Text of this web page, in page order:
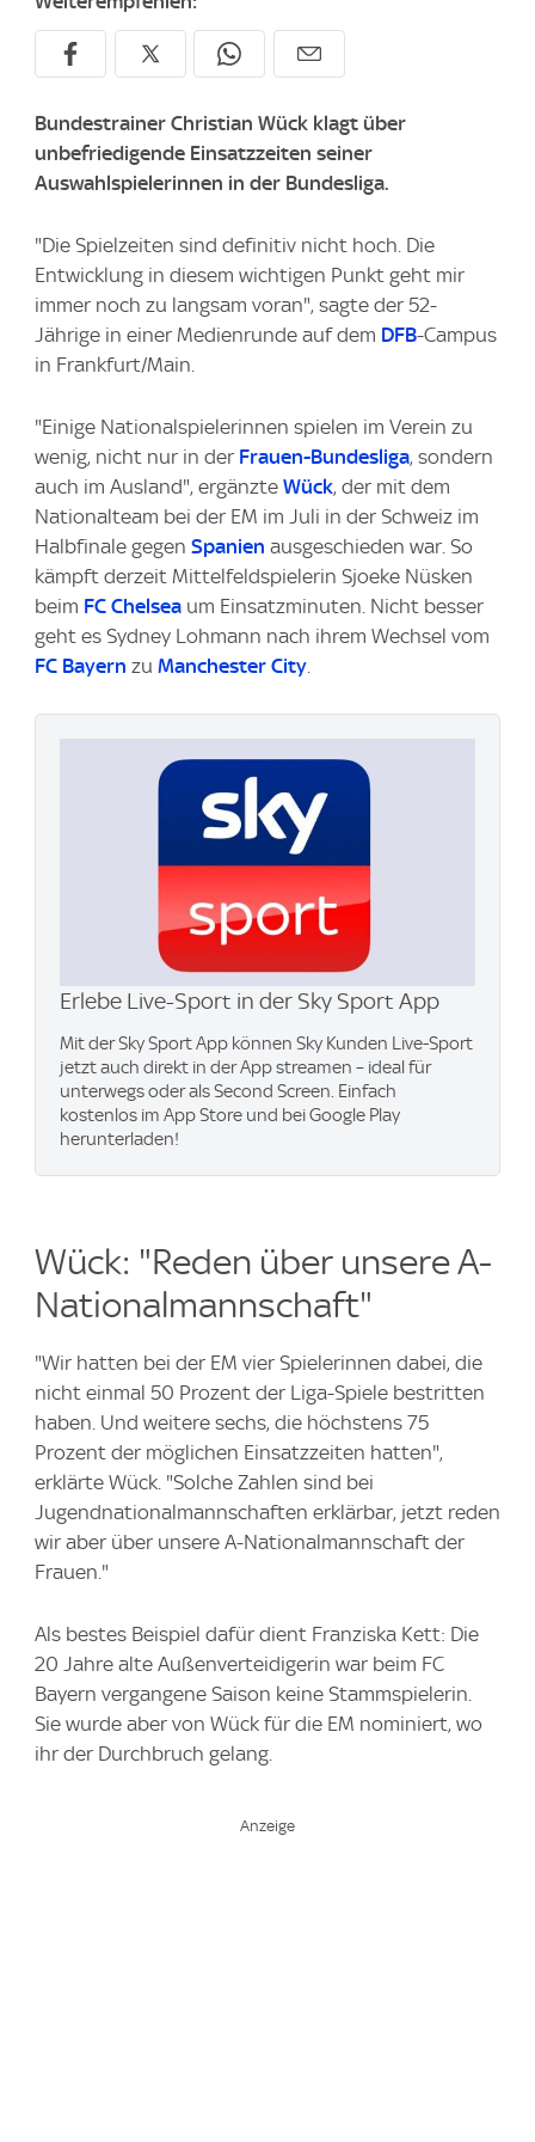
Bundestrainer Christian Wück klagt über
unbefriedigende Einsatzzeiten seiner
Auswahlspielerinnen in der Bundesliga.
"Die Spielzeiten sind definitiv nicht hoch. Die
Entwicklung in diesem wichtigen Punkt geht mir
immer noch zu langsam voran", sagte der 52-
Jährige in einer Medienrunde auf dem DFB-Campus
in Frankfurt/Main.
"Einige Nationalspielerinnen spielen im Verein zu
wenig, nicht nur in der Frauen-Bundesliga, sondern
auch im Ausland", ergänzte Wück, der mit dem
Nationalteam bei der EM im Juli in der Schweiz im
Halbfinale gegen Spanien ausgeschieden war. So
kämpft derzeit Mittelfeldspielerin Sjoeke Nüsken
beim FC Chelsea um Einsatzminuten. Nicht besser
geht es Sydney Lohmann nach ihrem Wechsel vom
FC Bayern zu Manchester City.
Erlebe Live-Sport in der Sky Sport App
Mit der Sky Sport App können Sky Kunden Live-Sport
jetzt auch direkt in der App streamen – ideal für
unterwegs oder als Second Screen. Einfach
kostenlos im App Store und bei Google Play
herunterladen!
Wück: "Reden über unsere A-
Nationalmannschaft"
"Wir hatten bei der EM vier Spielerinnen dabei, die
nicht einmal 50 Prozent der Liga-Spiele bestritten
haben. Und weitere sechs, die höchstens 75
Prozent der möglichen Einsatzzeiten hatten",
erklärte Wück. "Solche Zahlen sind bei
Jugendnationalmannschaften erklärbar, jetzt reden
wir aber über unsere A-Nationalmannschaft der
Frauen."
Als bestes Beispiel dafür dient Franziska Kett: Die
20 Jahre alte Außenverteidigerin war beim FC
Bayern vergangene Saison keine Stammspielerin.
Sie wurde aber von Wück für die EM nominiert, wo
ihr der Durchbruch gelang.